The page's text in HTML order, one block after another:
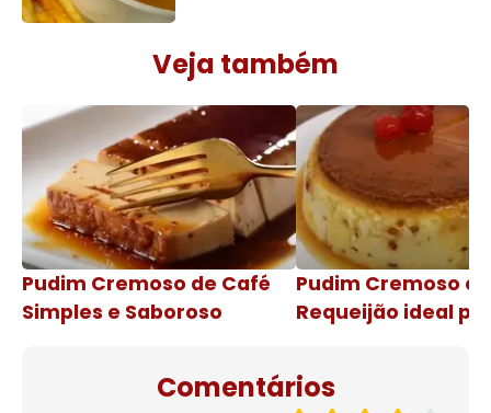
Veja também
Pudim Cremoso de Café
Simples e Saboroso
Pudim Cremoso
Requeijão ideal
Comentários